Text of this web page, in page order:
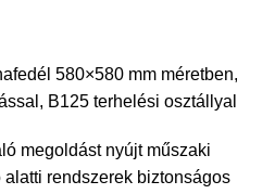
580×580 mm méretben,
B125 terhelési osztállyal
megoldást nyújt műszaki
rendszerek biztonságos